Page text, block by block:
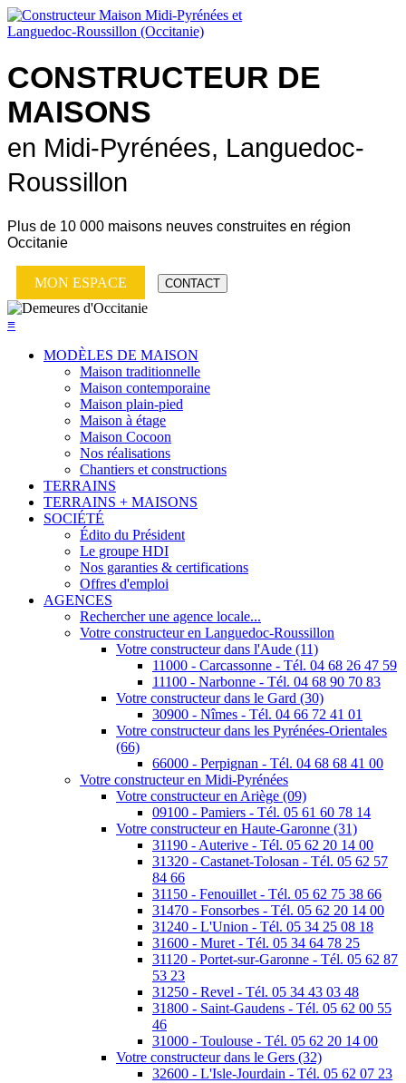
CONSTRUCTEUR DE
MAISONS
en Midi-Pyrénées, Languedoc-
Roussillon
Plus de 10 000 maisons neuves construites en région
Occitanie
MON ESPACE CONTACT
≡
MODÈLES DE MAISON
Maison traditionnelle
Maison contemporaine
Maison plain-pied
Maison à étage
Maison Cocoon
Nos réalisations
Chantiers et constructions
TERRAINS
TERRAINS + MAISONS
SOCIÉTÉ
Édito du Président
Le groupe HDI
Nos garanties & certifications
Offres d'emploi
AGENCES
Rechercher une agence locale...
Votre constructeur en Languedoc-Roussillon
Votre constructeur dans l'Aude (11)
11000 - Carcassonne - Tél. 04 68 26 47 59
11100 - Narbonne - Tél. 04 68 90 70 83
Votre constructeur dans le Gard (30)
30900 - Nîmes - Tél. 04 66 72 41 01
Votre constructeur dans les Pyrénées-Orientales
(66)
66000 - Perpignan - Tél. 04 68 68 41 00
Votre constructeur en Midi-Pyrénées
Votre constructeur en Ariège (09)
09100 - Pamiers - Tél. 05 61 60 78 14
Votre constructeur en Haute-Garonne (31)
31190 - Auterive - Tél. 05 62 20 14 00
31320 - Castanet-Tolosan - Tél. 05 62 57
84 66
31150 - Fenouillet - Tél. 05 62 75 38 66
31470 - Fonsorbes - Tél. 05 62 20 14 00
31240 - L'Union - Tél. 05 34 25 08 18
31600 - Muret - Tél. 05 34 64 78 25
31120 - Portet-sur-Garonne - Tél. 05 62 87
53 23
31250 - Revel - Tél. 05 34 43 03 48
31800 - Saint-Gaudens - Tél. 05 62 00 55
46
31000 - Toulouse - Tél. 05 62 20 14 00
Votre constructeur dans le Gers (32)
32600 - L'Isle-Jourdain - Tél. 05 62 07 23